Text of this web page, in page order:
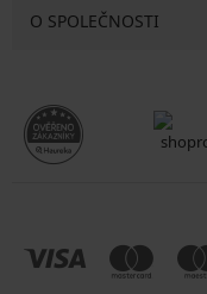
O SPOLEČNOSTI